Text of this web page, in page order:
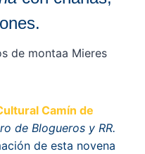
Camín de
de Blogueros y RR.
de esta novena